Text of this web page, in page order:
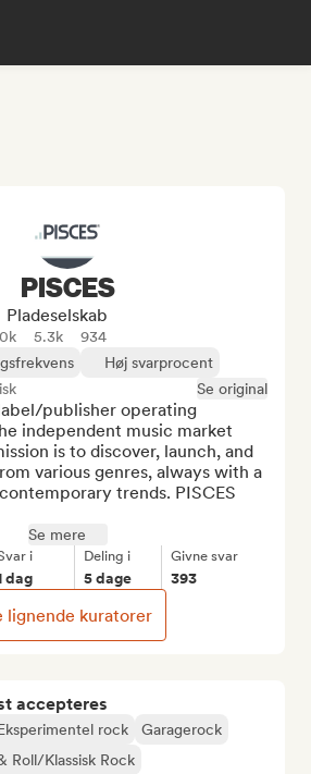
accepteres
rock
Garagerock
Roll/Klassisk Rock
PISCES
Pladeselskab
5.3k
934
Høj svarprocent
Se original
publisher operating
independent music market
is to discover, launch, and
various genres, always with a
trends. PISCES
Se mere
i
dag
Deling i
5 dage
Givne svar
393
lignende kuratorer